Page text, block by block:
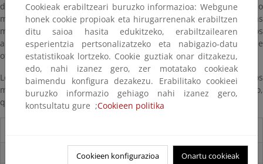
dolencias o para afectar a funciones corporales o al estado
mental. También se consideran medicamentos las sustancias
medicinales o sus combinaciones que pueden ser administrados
a personas o animales con cualquiera de estos fines aunque se
ofrezcan sin explícita referencia a ellos.
Los residuos de medicamentos de procedencia doméstica son los
medicamentos sobrantes o caducados y sus envases, vacíos o no,
que se generan en los domicilios de particulares.
¿Qué son los Medicamentos?
Cookieak erabiltzeari buruzko informazioa: Webgune
honek cookie propioak eta hirugarrenenak erabiltzen
ditu saioa hasita edukitzeko, erabiltzailearen
esperientzia pertsonalizatzeko eta nabigazio-datu
estatistikoak lortzeko. Cookie guztiak onar ditzakezu,
edo, nahi izanez gero, zer motatako cookieak
baimendu konfigura dezakezu. Erabilitako cookieei
buruzko informazio gehiago nahi izanez gero,
kontsultatu gure ;Cookieen politika
Cookieen konfigurazioa Onartu cookieak